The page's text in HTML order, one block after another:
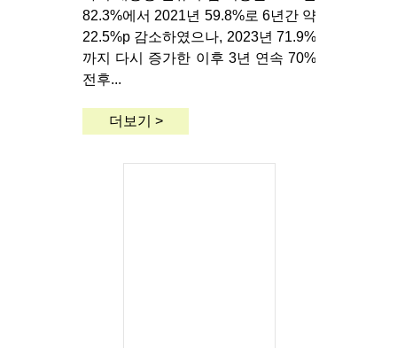
82.3%에서 2021년 59.8%로 6년간 약
22.5%p 감소하였으나, 2023년 71.9%
까지 다시 증가한 이후 3년 연속 70%
전후...
더보기 >